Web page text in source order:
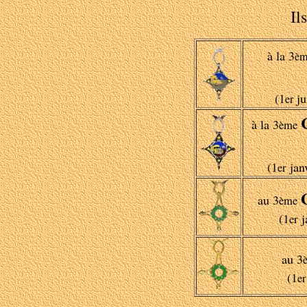
à la 3
(1er
à la 3ème
(1er
au 3ème
(1er
au 3
(1er